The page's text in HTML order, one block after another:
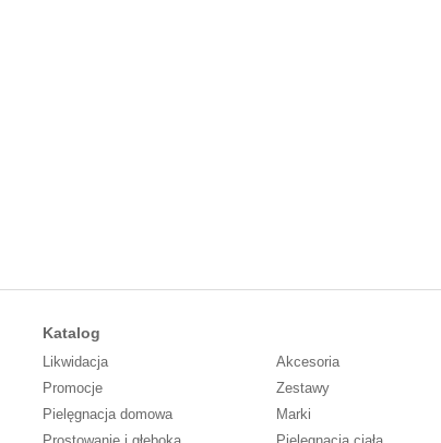
Katalog
Likwidacja
Promocje
Pielęgnacja domowa
Akcesoria
Zestawy
Marki